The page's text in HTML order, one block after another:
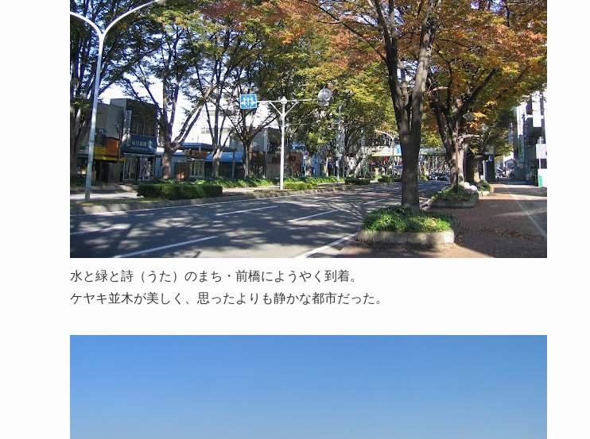
水と緑と詩（うた）のまち・前橋にようやく到着。
ケヤキ並木が美しく、思ったよりも静かな都市だった。